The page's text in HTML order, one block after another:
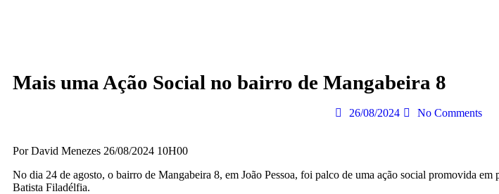
Mais uma Ação Social no bairro de Mangabeira 8
26/08/2024 No Comments
Por David Menezes 26/08/2024 10H00
No dia 24 de agosto, o bairro de Mangabeira 8, em João Pessoa, foi palco de uma ação social promovida
Batista Filadélfia.